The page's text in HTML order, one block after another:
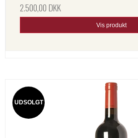
2.500,00 DKK
Vis produkt
UDSOLGT